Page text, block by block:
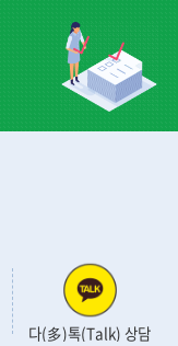
다(多)톡(Talk) 상담